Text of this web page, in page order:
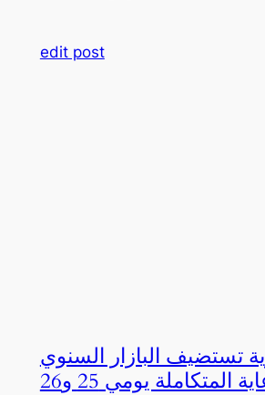
edit post
تستضيف البازار السنوي
لجمعية الرعاية المتكاملة يومي 25 و26